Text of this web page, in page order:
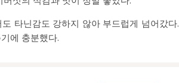
타닌감도 강하지 않아 부드럽게 넘어갔
에 충분했다.